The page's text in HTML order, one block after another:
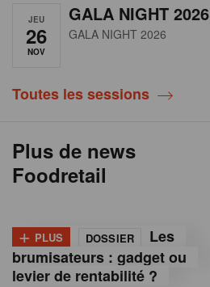
JEU
26
NOV
GALA NIGHT 2026
GALA NIGHT 2026
Toutes les sessions
Plus de news
Foodretail
+ PLUS DOSSIER
Les
brumisateurs : gadget ou
levier de rentabilité ?